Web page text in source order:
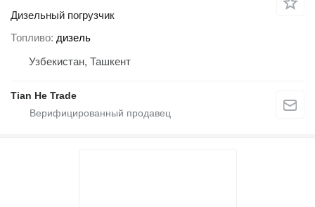
Дизельный погрузчик
Топливо дизель
Узбекистан, Ташкент
Tian He Trade